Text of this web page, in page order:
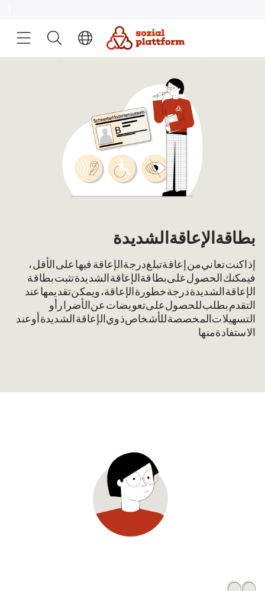
بطاقة الإعاقة الشديدة
إذا كنت تعاني من إعاقة تبلغ درجة الإعاقة (GdB) فيها 50 على الأقل،
فيمكنك الحصول على بطاقة الإعاقة الشديدة. تثبت بطاقة
الإعاقة الشديدة درجة خطورة الإعاقة، ويمكن تقديمها عند
التقدم بطلب للحصول على تعويضات عن الأضرار أو
التسهيلات المخصصة للأشخاص ذوي الإعاقة الشديدة أو عند
الاستفادة منها.